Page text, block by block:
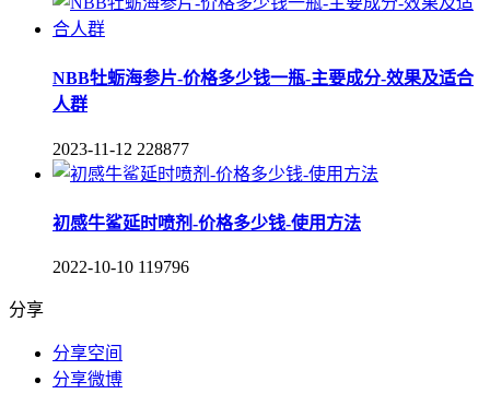
NBB牡蛎海参片-价格多少钱一瓶-主要成分-效果及适合
人群
2023-11-12 228877
初感牛鲨延时喷剂-价格多少钱-使用方法
2022-10-10 119796
分享
分享空间
分享微博